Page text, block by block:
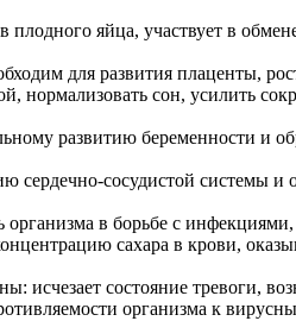
плодного яйца, участвует в
для развития плаценты,
нормализовать сон, усилить
развитию беременности и
сосудистой системы
в борьбе с
сахара в крови,
исчезает состояние тревоги,
организма к